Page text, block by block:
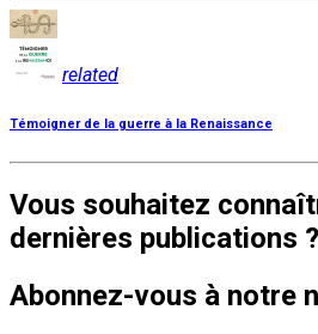
related
Témoigner de la guerre à la Renaissance
Vous souhaitez
dernières publications ?
Abonnez-vous à notre